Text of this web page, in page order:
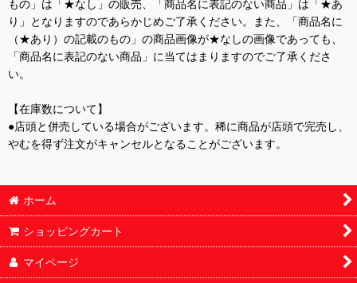
もの」は「★なし」の販売、「商品名に表記のない商品」は「★あ
り」となりますのであらかじめご了承ください。また、「商品名に
（★あり）の記載のもの」の商品画像が★なしの画像であっても、
「商品名に表記のない商品」に当てはまりますのでご了承くださ
い。
【在庫数について】
●店頭と併売している場合がございます。稀に商品が店頭で完売し、
やむを得ず注文がキャンセルとなることがございます。
ホーム
ショッピングカート
マイページ